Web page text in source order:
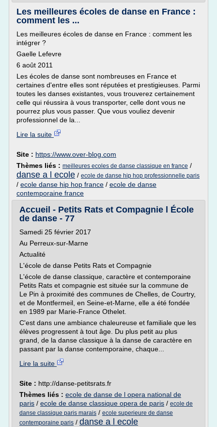
Les meilleures écoles de danse en France :
comment les ...
Les meilleures écoles de danse en France : comment les
intégrer ?
Gaelle Lefevre
6 août 2011
Les écoles de danse sont nombreuses en France et
certaines d'entre elles sont réputées et prestigieuses. Parmi
toutes les danses existantes, vous trouverez certainement
celle qui réussira à vous transporter, celle dont vous ne
pourrez plus vous passer. Que vous vouliez devenir
professionnel de la...
Lire la suite
Site : https://www.over-blog.com
Thèmes liés : meilleures ecoles de danse classique en france /
danse a l ecole / ecole de danse hip hop professionnelle paris
/ ecole danse hip hop france / ecole de danse
contemporaine france
Accueil - Petits Rats et Compagnie l École
de danse - 77
Samedi 25 février 2017
Au Perreux-sur-Marne
Actualité
L'école de danse Petits Rats et Compagnie
L'école de danse classique, caractère et contemporaine
Petits Rats et compagnie est située sur la commune de
Le Pin à proximité des communes de Chelles, de Courtry,
et de Montfermeil, en Seine-et-Marne, elle a été fondée
en 1989 par Marie-France Othelet.
C'est dans une ambiance chaleureuse et familiale que les
élèves progressent à tout âge. Du plus petit au plus
grand, de la danse classique à la danse de caractère en
passant par la danse contemporaine, chaque...
Lire la suite
Site : http://danse-petitsrats.fr
Thèmes liés : ecole de danse de l opera national de
paris / ecole de danse classique opera de paris / ecole de
danse classique paris marais / ecole superieure de danse
contemporaine paris / danse a l ecole